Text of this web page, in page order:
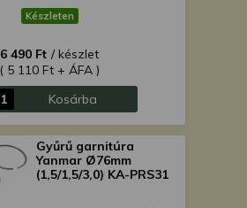
Készleten
6 490 Ft / készlet
( 5 110 Ft + ÁFA )
Kosárba
Gyűrű garnitúra
Yanmar Ø76mm
(1,5/1,5/3,0) KA-PRS31